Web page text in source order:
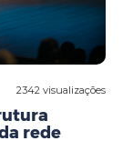
2342 visualizações
rede